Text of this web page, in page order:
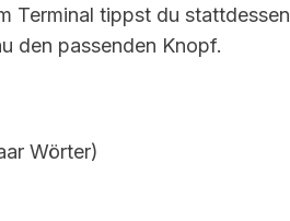
Terminal tippst du stattdessen
den passenden Knopf.
Wörter)